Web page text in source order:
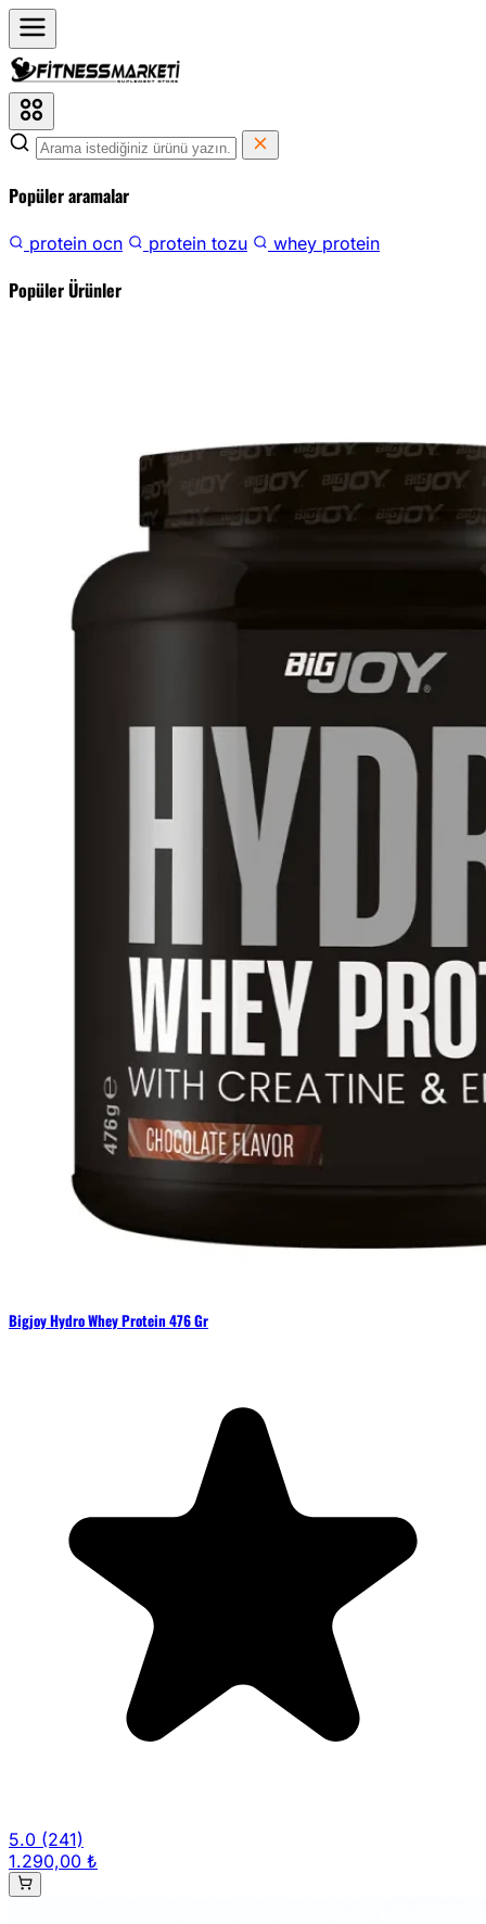
Popüler aramalar
protein ocn protein tozu whey protein
Popüler Ürünler
Bigjoy Hydro Whey Protein 476 Gr
5.0 (241)
1.290,00 ₺